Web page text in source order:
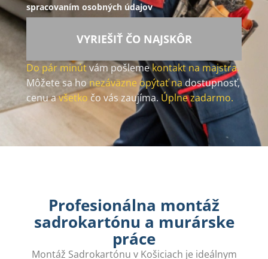
spracovaním osobných údajov
VYRIEŠIŤ ČO NAJSKÔR
Do pár minútvám pošlemekontakt na majstra.
Môžete sa honezáväzne opýtať nadostupnosť,
cenu avšetko čo vás zaujíma.Úplne zadarmo.
Profesionálna montáž
sadrokartónu a murárske
práce
Montáž Sadrokartónu v Košiciach je ideálnym